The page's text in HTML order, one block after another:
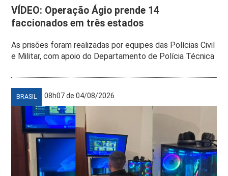
VÍDEO: Operação Ágio prende 14
faccionados em três estados
As prisões foram realizadas por equipes das Polícias Civil
e Militar, com apoio do Departamento de Polícia Técnica
BRASIL 08h07 de 04/08/2026